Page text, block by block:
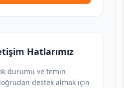
Hatlarımız
durumu ve temin
destek almak için